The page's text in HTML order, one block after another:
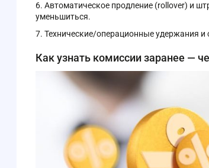
Автоматическое продление (rollover) и
уменьшиться.
Технические/операционные удержания
Как узнать комиссии заранее —